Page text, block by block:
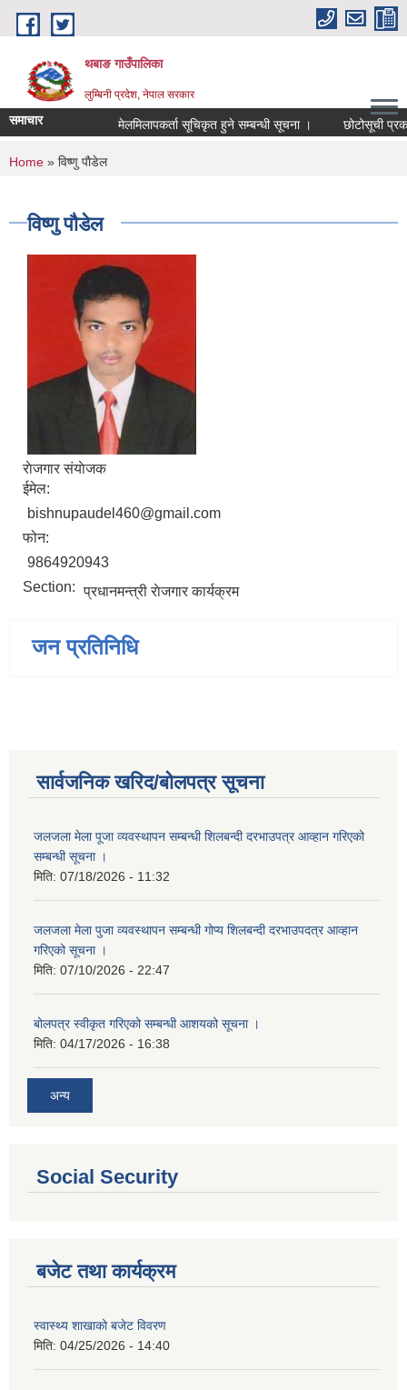
Skip to main content
थबाङ गाउँपालिका
लुम्बिनी प्रदेश, नेपाल सरकार
समाचार मेलमिलापकर्ता सूचिकृत हुने सम्बन्धी सूचना । छोटोसूची
You are here
Home » विष्णु पाैडेल
विष्णु पाैडेल
राेजगार संयाेजक
ईमेल:
bishnupaudel460@gmail.com
फोन:
9864920943
Section: प्रधानमन्त्री राेजगार कार्यक्रम
जन प्रतिनिधि
सार्वजनिक खरिद/बोलपत्र सूचना
जलजला मेला पूजा व्यवस्थापन सम्बन्धी शिलबन्दी दरभाउपत्र आव्हान गरिएको
सम्बन्धी सूचना ।
मिति: 07/18/2026 - 11:32
जलजला मेला पुजा व्यवस्थापन सम्बन्धी गोप्य शिलबन्दी दरभाउपदत्र आव्हान
गरिएको सूचना ।
मिति: 07/10/2026 - 22:47
बोलपत्र स्वीकृत गरिएको सम्बन्धी आशयको सूचना ।
मिति: 04/17/2026 - 16:38
अन्य
Social Security
बजेट तथा कार्यक्रम
स्वास्थ्य शाखाको बजेट विवरण
मिति: 04/25/2026 - 14:40